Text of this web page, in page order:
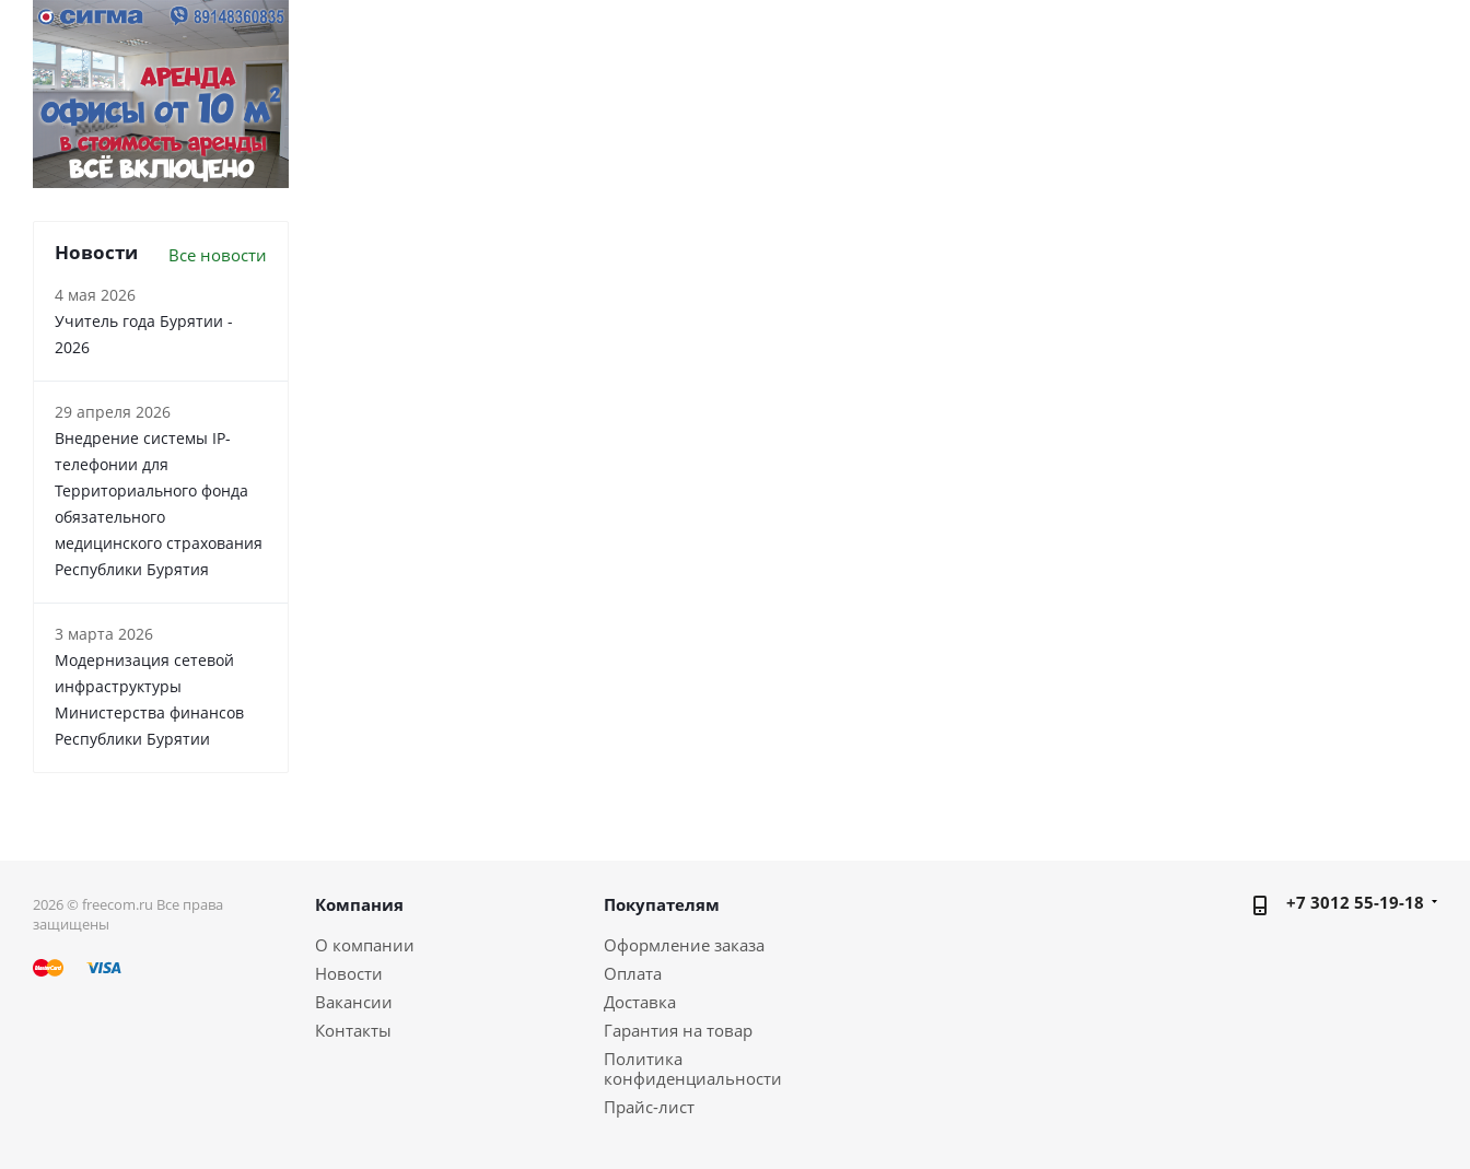
Новости Все новости
4 мая 2026
Учитель года Бурятии -
2026
29 апреля 2026
Внедрение системы IP-
телефонии для
Территориального фонда
обязательного
медицинского страхования
Республики Бурятия
3 марта 2026
Модернизация сетевой
инфраструктуры
Министерства финансов
Республики Бурятии
2026 © freecom.ru Все права
защищены
Компания
О компании
Новости
Вакансии
Контакты
Покупателям
Оформление заказа
Оплата
Доставка
Гарантия на товар
Политика
конфиденциальности
Прайс-лист
+7 3012 55-19-18